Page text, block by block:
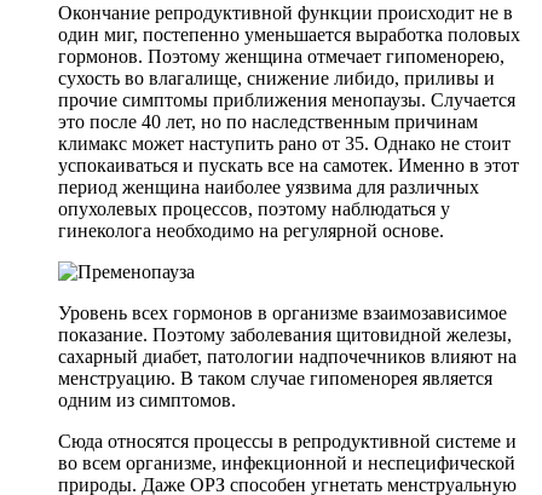
Окончание репродуктивной функции происходит не в
один миг, постепенно уменьшается выработка половых
гормонов. Поэтому женщина отмечает гипоменорею,
сухость во влагалище, снижение либидо, приливы и
прочие симптомы приближения менопаузы. Случается
это после 40 лет, но по наследственным причинам
климакс может наступить рано от 35. Однако не стоит
успокаиваться и пускать все на самотек. Именно в этот
период женщина наиболее уязвима для различных
опухолевых процессов, поэтому наблюдаться у
гинеколога необходимо на регулярной основе.
Уровень всех гормонов в организме взаимозависимое
показание. Поэтому заболевания щитовидной железы,
сахарный диабет, патологии надпочечников влияют на
менструацию. В таком случае гипоменорея является
одним из симптомов.
Сюда относятся процессы в репродуктивной системе и
во всем организме, инфекционной и неспецифической
природы. Даже ОРЗ способен угнетать менструальную